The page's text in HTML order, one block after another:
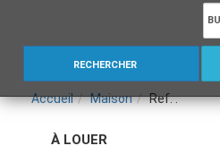
RECHERCHER
Accueil Maison Ref. :
À LOUER